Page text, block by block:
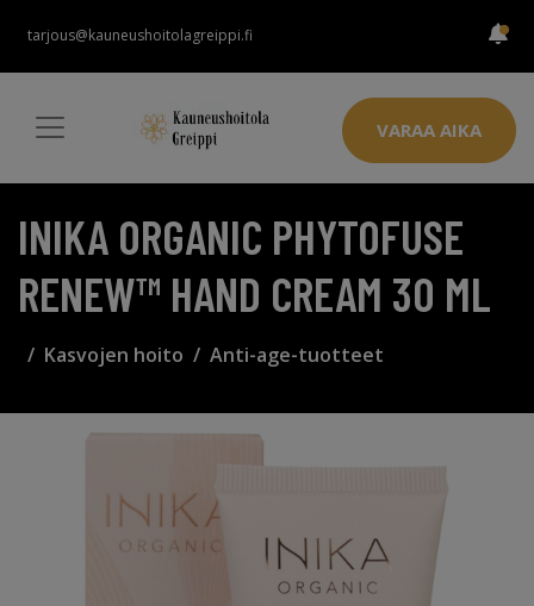
tarjous@kauneushoitolagreippi.fi
VARAA AIKA
INIKA ORGANIC PHYTOFUSE
RENEW™ HAND CREAM 30 ML
Kasvojen hoito Anti-age-tuotteet